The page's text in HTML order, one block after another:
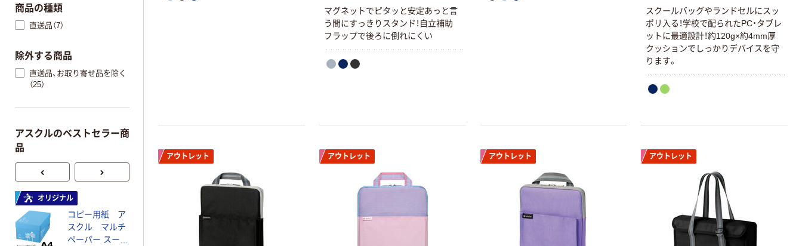
マグネットでピタッと安定あっと言
う間にすっきりスタンド！自立補助
フラップで後ろに倒れにくい
スクールバッグやランドセルにスッ
ポリ入る！学校で配られたPC・タブレ
ットに最適設計！約120g×約4mm厚
クッションでしっかりデバイスを守
ります。
アウトレット アウトレット アウトレット アウトレット
商品の種類
直送品（7）
除外する商品
直送品、お取り寄せ品を除く
（25）
アスクルのベストセラー商
品
オリジナル
コピー用紙 ア
スクル マルチ
ペーパー スーパ
コピー用紙 マ
スーパーエコノ
蛍光オプテック
オリジナル 本気プライス
アスクル トイ
オリジナル
コピー用紙 ア
スクル マルチ
ペーパー スーパ